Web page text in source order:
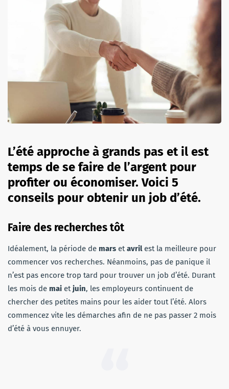
L’été approche à grands pas et il est
temps de se faire de l’argent pour
profiter ou économiser. Voici 5
conseils pour obtenir un job d’été.
Faire des recherches tôt
Idéalement, la période de mars etavrilest la meilleure pour
commencer vos recherches. Néanmoins, pas de panique il
n’est pas encore trop tard pour trouver un job d’été. Durant
les mois de mai etjuin, les employeurs continuent de
chercher des petites mains pour les aider tout l’été. Alors
commencez vite les démarches afin de ne pas passer 2 mois
d’été à vous ennuyer.